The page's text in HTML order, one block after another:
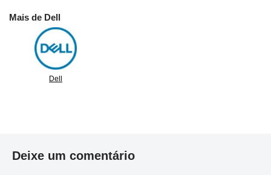
Mais de Dell
Dell
Deixe um comentário